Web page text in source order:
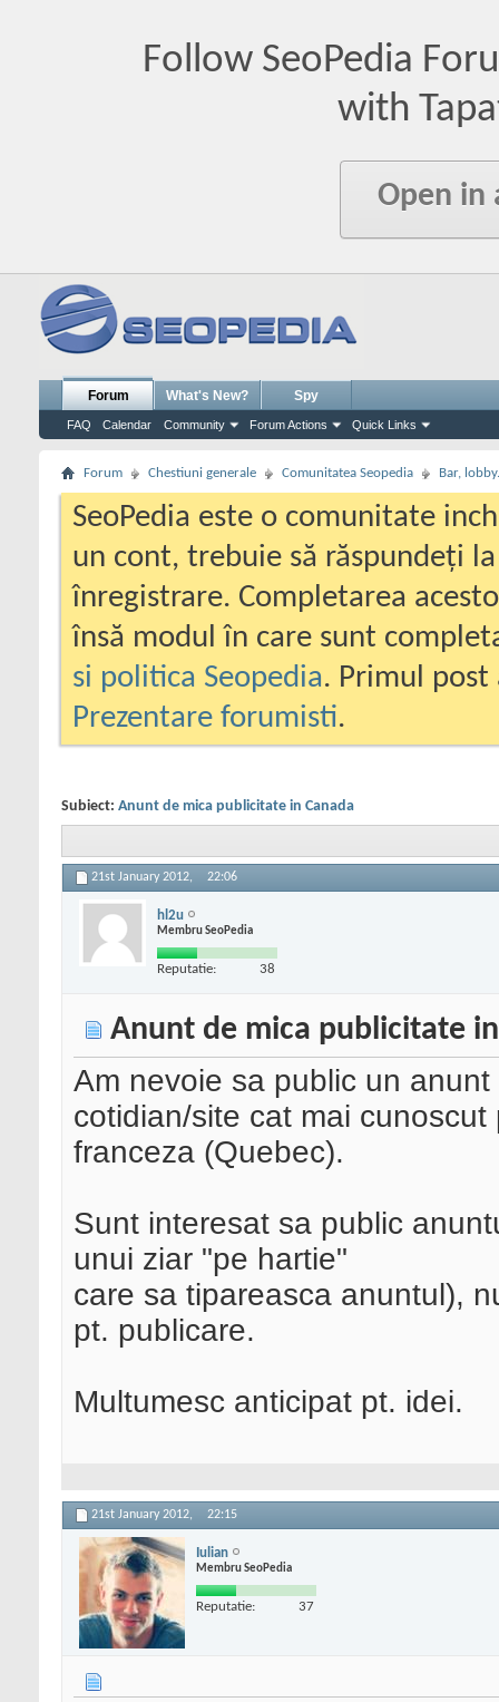
Follow SeoPedia
with
Open in
Forum
FAQ Calendar Community Forum Actions Quick Links
What's New? Spy
Forum Chestiuni generale Comunitatea Seopedia Bar,
SeoPedia este o comunitate
un cont, trebuie să răspundeți
înregistrare. Completarea
însă modul în care sunt
si politica Seopedia. Primul
Prezentare forumisti.
Subiect: Anunt de mica publicitate in Canada
21st January 2012, 22:06
hl2u
Membru SeoPedia
Reputatie: 38
Anunt de mica publicitate
Am nevoie sa public un
cotidian/site cat mai
franceza (Quebec).
Sunt interesat sa public
unui ziar "pe hartie"
care sa tipareasca anuntul),
pt. publicare.
Multumesc anticipat pt. idei.
21st January 2012, 22:15
Iulian
Membru SeoPedia
Reputatie: 37